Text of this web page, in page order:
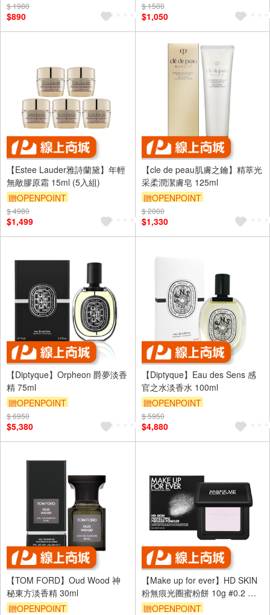
訂單滿 2000 元折抵 100元
（運費不算在 2000 元的範圍
內）
$ 1980
$890
訂單滿 2000 元折抵 100元
（運費不算在 2000 元的範圍
內）
$ 1500
$1,050
【Estee Lauder雅詩蘭黛】年輕
無敵膠原霜 15ml (5入組)
贈OPENPOINT
訂單滿 2000 元折抵 100元
（運費不算在 2000 元的範圍
內）
$ 4980
$1,499
【cle de peau肌膚之鑰】精萃光
采柔潤潔膚皂 125ml
贈OPENPOINT
訂單滿 2000 元折抵 100元
（運費不算在 2000 元的範圍
內）
$ 2000
$1,330
【Diptyque】Orpheon 爵夢淡香
精 75ml
贈OPENPOINT
訂單滿 2000 元折抵 100元
（運費不算在 2000 元的範圍
內）
$ 6950
$5,380
【Diptyque】Eau des Sens 感
官之水淡香水 100ml
贈OPENPOINT
訂單滿 2000 元折抵 100元
（運費不算在 2000 元的範圍
內）
$ 5950
$4,880
【TOM FORD】Oud Wood 神
秘東方淡香精 30ml
贈OPENPOINT
【Make up for ever】HD SKIN
粉無痕光圈蜜粉餅 10g #0.2 小
仙紫
贈OPENPOINT